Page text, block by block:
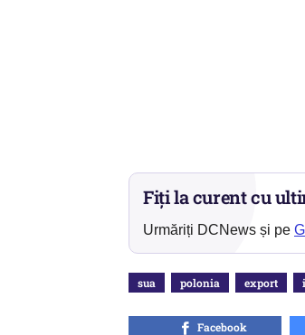
Fiți la curent cu
Urmăriți DCNews și pe
sua polonia export
Facebook